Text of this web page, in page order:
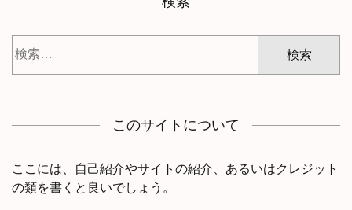
このサイトについて
ここには、自己紹介やサイトの紹介、あるいはクレジット
の類を書くと良いでしょう。